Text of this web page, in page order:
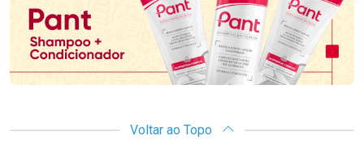
Voltar ao Topo